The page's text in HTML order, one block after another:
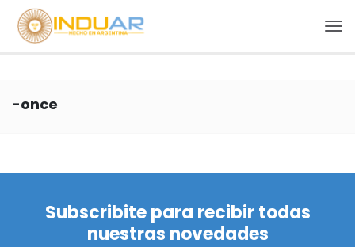
-once
Subscribite para recibir todas
nuestras novedades